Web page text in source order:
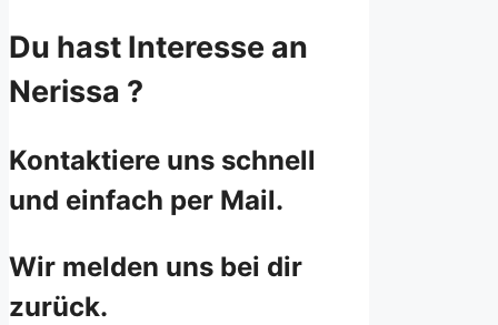
Du hast Interesse an
Nerissa ?
Kontaktiere uns schnell
und einfach per Mail.
Wir melden uns bei dir
zurück.